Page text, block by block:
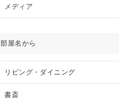
メディア
部屋名から
リビング・ダイニング
書斎